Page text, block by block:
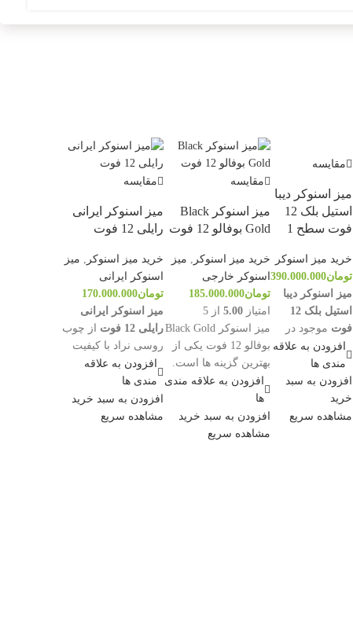
مقایسه
میز اسنوکر دیبا
استیل بلک 12
فوت سطح 1
خرید میز اسنوکر
تومان390.000.000
میز اسنوکر دیبا
استیل بلک 12
فوت موجود در
کینگ بیلیارد با
ویژگی‌های زیر
آماده خرید است:
با تاییدیه
رسمی
افزودن به علاقه
مندی ها
افزودن به سبد
خرید
مشاهده سریع
مقایسه
میز اسنوکر Black
Gold بوفالو 12 فوت
خرید میز اسنوکر
میز
اسنوکر خارجی
تومان185.000.000
امتیاز5.00 از 5
میز اسنوکر Black Gold
بوفالو 12 فوت یکی از
بهترین گزینه ها است.
ظاهر خیره کننده این
میز چشم هر بیننده ای
را به خود جلب می کند.
ماهوت سم اسپانیا
افزودن به علاقه مندی
ها
افزودن به سبد خرید
مشاهده سریع
مقایسه
میز اسنوکر ایرانی
رایلی 12 فوت
خرید میز اسنوکر
میز
اسنوکر ایرانی
تومان170.000.000
میز اسنوکر ایرانی
رایلی 12 فوت
از چوب
روسی نراد با کیفیت
ساخته شده است.
همچنین سنگ بستر آن
ها اسلپ مرغوب می
باشد.
افزودن به علاقه
مندی ها
افزودن به سبد خرید
مشاهده سریع